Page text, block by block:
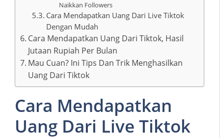
Naikkan Followers
Cara Mendapatkan Uang Dari Live Tiktok
Dengan Mudah
Cara Mendapatkan Uang Dari Tiktok, Hasil
Jutaan Rupiah Per Bulan
Mau Cuan? Ini Tips Dan Trik Menghasilkan
Uang Dari Tiktok
Cara Mendapatkan
Uang Dari Live Tiktok